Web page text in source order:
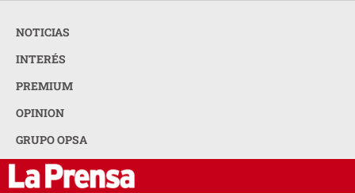
NOTICIAS
INTERÉS
PREMIUM
OPINION
GRUPO OPSA